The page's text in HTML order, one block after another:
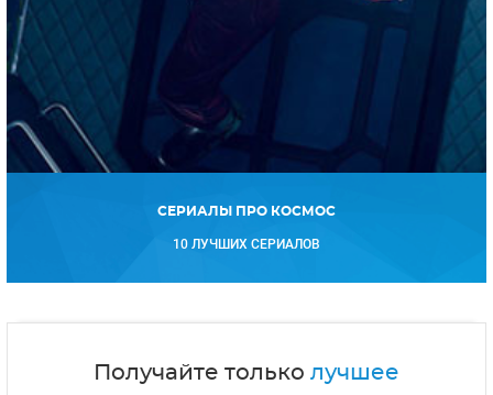
СЕРИАЛЫ ПРО КОСМОС
10 ЛУЧШИХ СЕРИАЛОВ
Получайте только лучшее